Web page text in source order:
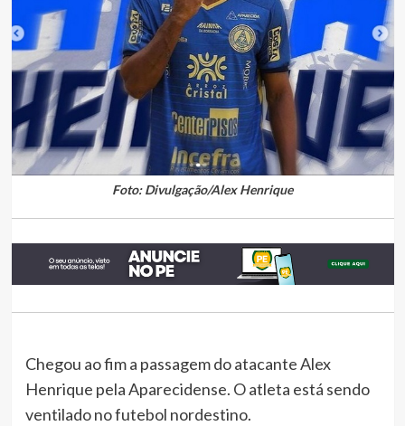
Foto: Divulgação/Alex Henrique
Chegou ao fim a passagem do atacante Alex
Henrique pela Aparecidense. O atleta está sendo
ventilado no futebol nordestino.